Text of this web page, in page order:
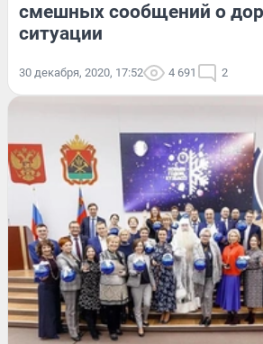
смешных сообщений о
ситуации
30 декабря, 2020, 17:52 4 691 2